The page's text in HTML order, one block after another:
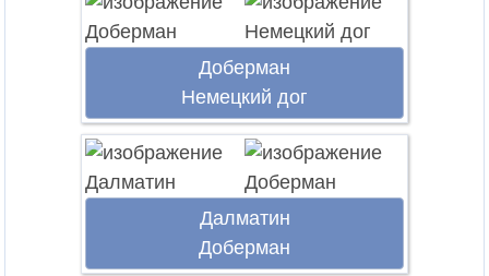
Доберман
Немецкий дог
Далматин
Доберман